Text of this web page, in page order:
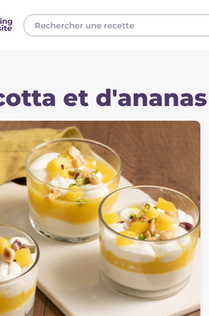
et d'ananas